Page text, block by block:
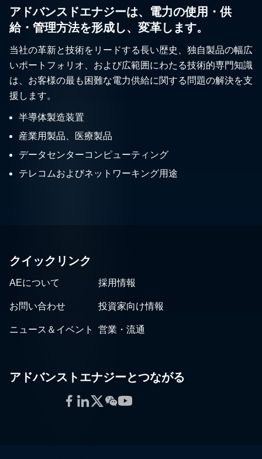
アドバンスドエナジーは、電力の使用・供
給・管理方法を形成し、変革します。
当社の革新と技術をリードする長い歴史、独自製品の幅広
いポートフォリオ、および広範囲にわたる技術的専門知識
は、お客様の最も困難な電力供給に関する問題の解決を支
援します。
半導体製造装置
産業用製品、医療製品
データセンターコンピューティング
テレコムおよびネットワーキング用途
クイックリンク
AEについて 採用情報
お問い合わせ 投資家向け情報
ニュース＆イベント 営業・流通
アドバンストエナジーとつながる
Facebook
LinkedIn
Twitter
WeChat
YouTube